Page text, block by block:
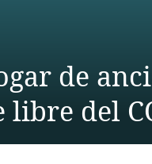
de
libre del